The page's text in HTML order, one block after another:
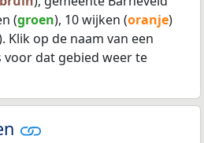
(groen), 10 wijken (oranje)
Klik op de naam van een
voor dat gebied weer te